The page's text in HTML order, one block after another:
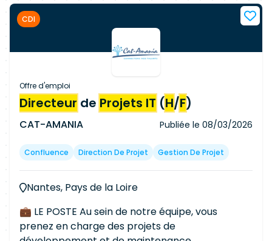
CDI
Offre d'emploi
Directeur de Projets IT (H/F)
CAT-AMANIA Publiée le 08/03/2026
Confluence Direction De Projet Gestion De Projet
Nantes, Pays de la Loire
💼 LE POSTE Au sein de notre équipe, vous
prenez en charge des projets de